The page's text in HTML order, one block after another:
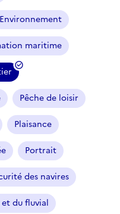
Environnement
maritime
Pêche de loisir
Plaisance
Portrait
des navires
du fluvial